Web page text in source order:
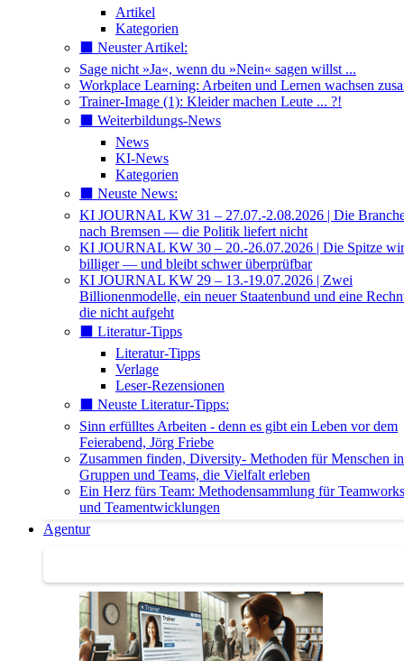
Artikel
Kategorien
⬛️ Neuster Artikel:
Sage nicht »Ja«, wenn du »Nein« sagen willst ...
Workplace Learning: Arbeiten und Lernen wachsen
Trainer-Image (1): Kleider machen Leute ... ?!
⬛️ Weiterbildungs-News
News
KI-News
Kategorien
⬛️ Neuste News:
KI JOURNAL KW 31 – 27.07.-2.08.2026 | Die
nach Bremsen — die Politik liefert nicht
KI JOURNAL KW 30 – 20.-26.07.2026 | Die Spitze
billiger — und bleibt schwer überprüfbar
KI JOURNAL KW 29 – 13.-19.07.2026 | Zwei
Billionenmodelle, ein neuer Staatenbund und eine
die nicht aufgeht
⬛️ Literatur-Tipps
Literatur-Tipps
Verlage
Leser-Rezensionen
⬛️ Neuste Literatur-Tipps:
Sinn erfülltes Arbeiten - denn es gibt ein Leben vor dem
Feierabend, Jörg Friebe
Zusammen finden, Diversity- Methoden für Menschen in
Gruppen und Teams, die Vielfalt erleben
Ein Herz fürs Team: Methodensammlung für
und Teamentwicklungen
Agentur